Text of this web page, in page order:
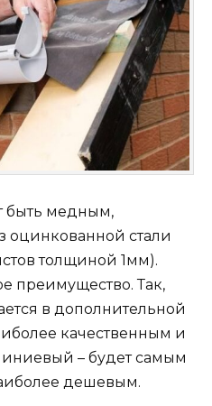
быть медным,
стали
толщиной 1мм).
преимущество. Так,
в дополнительной
качественным и
– будет самым
дешевым.